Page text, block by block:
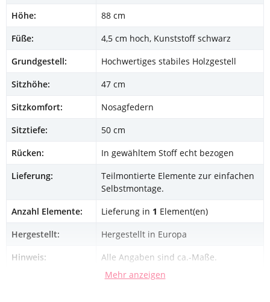
Höhe:
88 cm
Füße:
4,5 cm hoch, Kunststoff schwarz
Grundgestell:
Hochwertiges stabiles Holzgestell
Sitzhöhe:
47 cm
Sitzkomfort:
Nosagfedern
Sitztiefe:
50 cm
Rücken:
In gewähltem Stoff echt bezogen
Lieferung:
Teilmontierte Elemente zur einfachen
Selbstmontage.
Anzahl Elemente:
Lieferung in 1 Element(en)
Hergestellt:
Hergestellt in Europa
Hinweis:
Alle Angaben sind ca.-Maße.
Mehr anzeigen